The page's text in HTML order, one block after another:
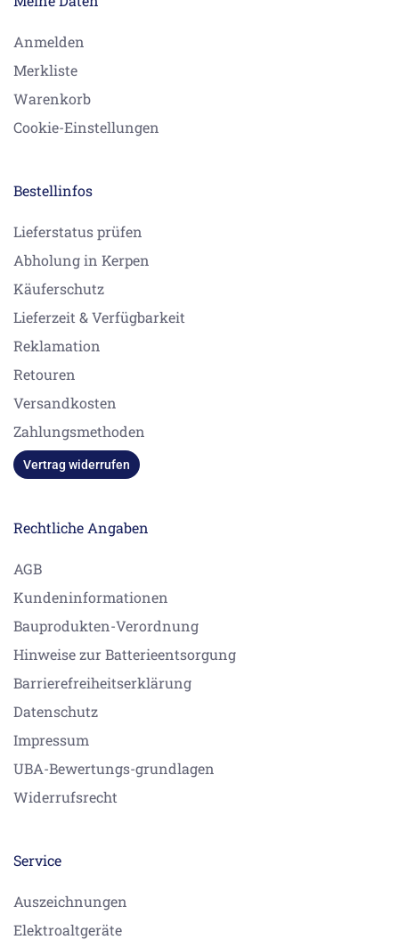
Anmelden
Merkliste
Warenkorb
Cookie-Einstellungen
Bestellinfos
Lieferstatus prüfen
Abholung in Kerpen
Käuferschutz
Lieferzeit & Verfügbarkeit
Reklamation
Retouren
Versandkosten
Zahlungsmethoden
Vertrag widerrufen
Rechtliche Angaben
AGB
Kundeninformationen
Bauprodukten-Verordnung
Hinweise zur Batterieentsorgung
Barrierefreiheitserklärung
Datenschutz
Impressum
UBA-Bewertungs-grundlagen
Widerrufsrecht
Service
Auszeichnungen
Elektroaltgeräte